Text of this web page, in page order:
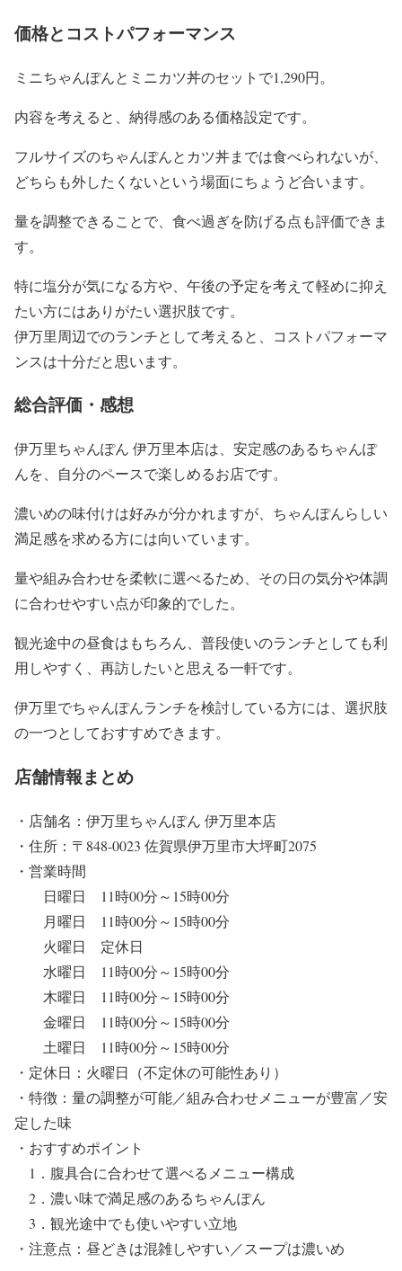
価格とコストパフォーマンス
ミニちゃんぽんとミニカツ丼のセットで1,290円。
内容を考えると、納得感のある価格設定です。
フルサイズのちゃんぽんとカツ丼までは食べられないが、
どちらも外したくないという場面にちょうど合います。
量を調整できることで、食べ過ぎを防げる点も評価できま
す。
特に塩分が気になる方や、午後の予定を考えて軽めに抑え
たい方にはありがたい選択肢です。
伊万里周辺でのランチとして考えると、コストパフォーマ
ンスは十分だと思います。
総合評価・感想
伊万里ちゃんぽん 伊万里本店は、安定感のあるちゃんぽ
んを、自分のペースで楽しめるお店です。
濃いめの味付けは好みが分かれますが、ちゃんぽんらしい
満足感を求める方には向いています。
量や組み合わせを柔軟に選べるため、その日の気分や体調
に合わせやすい点が印象的でした。
観光途中の昼食はもちろん、普段使いのランチとしても利
用しやすく、再訪したいと思える一軒です。
伊万里でちゃんぽんランチを検討している方には、選択肢
の一つとしておすすめできます。
店舗情報まとめ
・店舗名：伊万里ちゃんぽん 伊万里本店
・住所：〒848-0023 佐賀県伊万里市大坪町2075
・営業時間
日曜日 11時00分～15時00分
月曜日 11時00分～15時00分
火曜日 定休日
水曜日 11時00分～15時00分
木曜日 11時00分～15時00分
金曜日 11時00分～15時00分
土曜日 11時00分～15時00分
・定休日：火曜日（不定休の可能性あり）
・特徴：量の調整が可能／組み合わせメニューが豊富／安
定した味
・おすすめポイント
1．腹具合に合わせて選べるメニュー構成
2．濃い味で満足感のあるちゃんぽん
3．観光途中でも使いやすい立地
・注意点：昼どきは混雑しやすい／スープは濃いめ